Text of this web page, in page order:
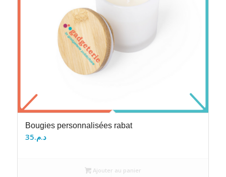
Bougies personnalisées rabat
د.م.35
Ajouter au panier